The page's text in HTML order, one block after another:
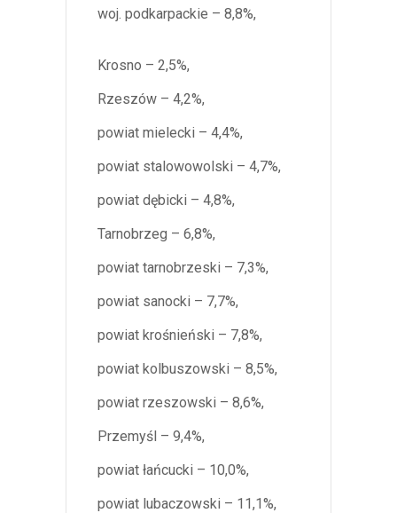
woj. podkarpackie – 8,8%,
Krosno – 2,5%,
Rzeszów – 4,2%,
powiat mielecki – 4,4%,
powiat stalowowolski – 4,7%,
powiat dębicki – 4,8%,
Tarnobrzeg – 6,8%,
powiat tarnobrzeski – 7,3%,
powiat sanocki – 7,7%,
powiat krośnieński – 7,8%,
powiat kolbuszowski – 8,5%,
powiat rzeszowski – 8,6%,
Przemyśl – 9,4%,
powiat łańcucki – 10,0%,
powiat lubaczowski – 11,1%,